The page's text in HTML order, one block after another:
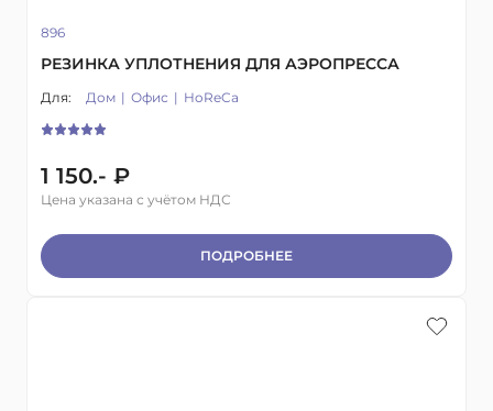
896
РЕЗИНКА УПЛОТНЕНИЯ ДЛЯ АЭРОПРЕССА
Для: Дом Офис HoReCa
1 150.- ₽
Цена указана с учётом НДС
ПОДРОБНЕЕ